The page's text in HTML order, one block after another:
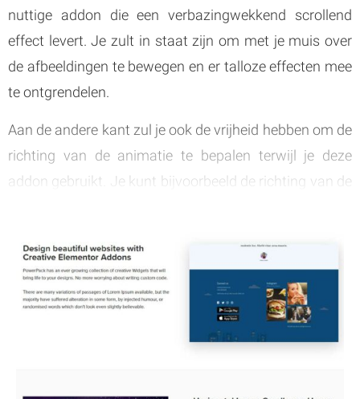
nuttige addon die een verbazingwekkend scrollend
effect levert. Je zult in staat zijn om met je muis over
de afbeeldingen te bewegen en er talloze effecten mee
te ontgrendelen.
Aan de andere kant zul je ook de vrijheid hebben om de
richting van de animatie te bepalen terwijl je deze
addon gebruikt. Je kunt bijvoorbeeld de richting van de